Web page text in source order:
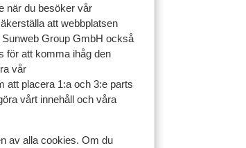
när du besöker vår
att webbplatsen
Group GmbH också
för att komma ihåg den
vår
att placera 1:a och 3:e parts
vårt innehåll och våra
av alla cookies. Om du